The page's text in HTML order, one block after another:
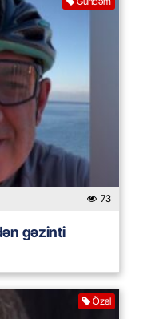
73
gəzinti
Özəl